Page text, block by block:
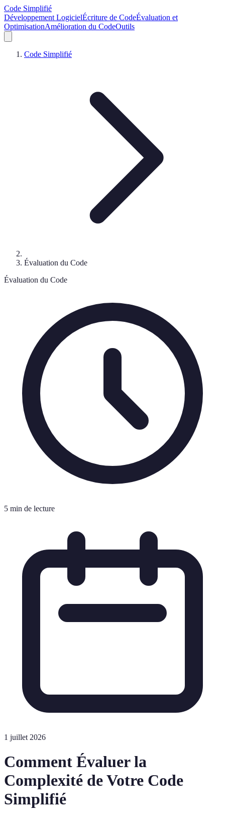
Code Simplifié
Développement LogicielÉcriture de CodeÉvaluation et
OptimisationAmélioration du CodeOutils
Code Simplifié
Évaluation du Code
Évaluation du Code
5 min de lecture
1 juillet 2026
Comment Évaluer la
Complexité de Votre Code
Simplifié